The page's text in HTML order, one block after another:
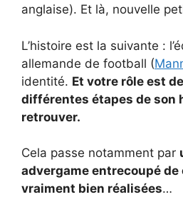
anglaise). Et là, nouvelle
L’histoire est la suivante :
allemande de football (
identité. Et votre rôle est
différentes étapes de son
retrouver.
Cela passe notamment par
advergame entrecoupé
vraiment bien réalisées…